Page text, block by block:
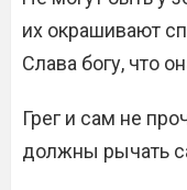
их окрашивают
Слава богу, что
Грег и сам не
должны рычать